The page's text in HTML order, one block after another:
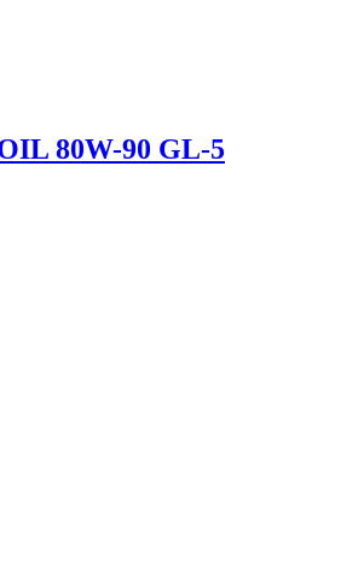
80W-90 GL-5